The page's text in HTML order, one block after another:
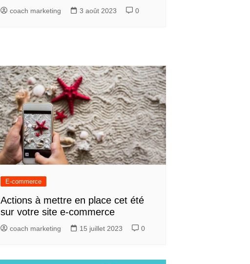
coach marketing 3 août 2023 0
E-commerce
Actions à mettre en place cet été
sur votre site e-commerce
coach marketing 15 juillet 2023 0